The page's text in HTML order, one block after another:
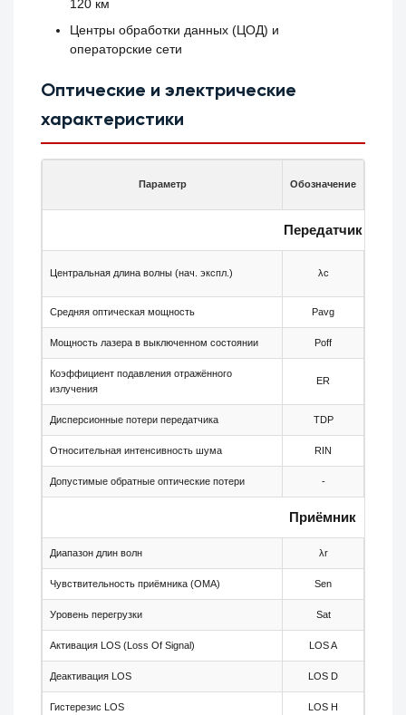
120 км
Центры обработки данных (ЦОД) и
операторские сети
Оптические и электрические
характеристики
Параметр Обозначение
Передатчик
Центральная длина волны (нач. экспл.) λc
Средняя оптическая мощность Pavg
Мощность лазера в выключенном состоянии Poff
Коэффициент подавления отражённого
излучения
ER
Дисперсионные потери передатчика TDP
Относительная интенсивность шума RIN
Допустимые обратные оптические потери -
Приёмник
Диапазон длин волн λr
Чувствительность приёмника (OMA) Sen
Уровень перегрузки Sat
Активация LOS (Loss Of Signal) LOS A
Деактивация LOS LOS D
Гистерезис LOS LOS H